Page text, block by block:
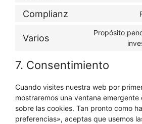
Complianz
Varios
Propósito
7. Consentimiento
Cuando visites nuestra web por
mostraremos una ventana
sobre las cookies. Tan pronto como
preferencias», aceptas que usemos